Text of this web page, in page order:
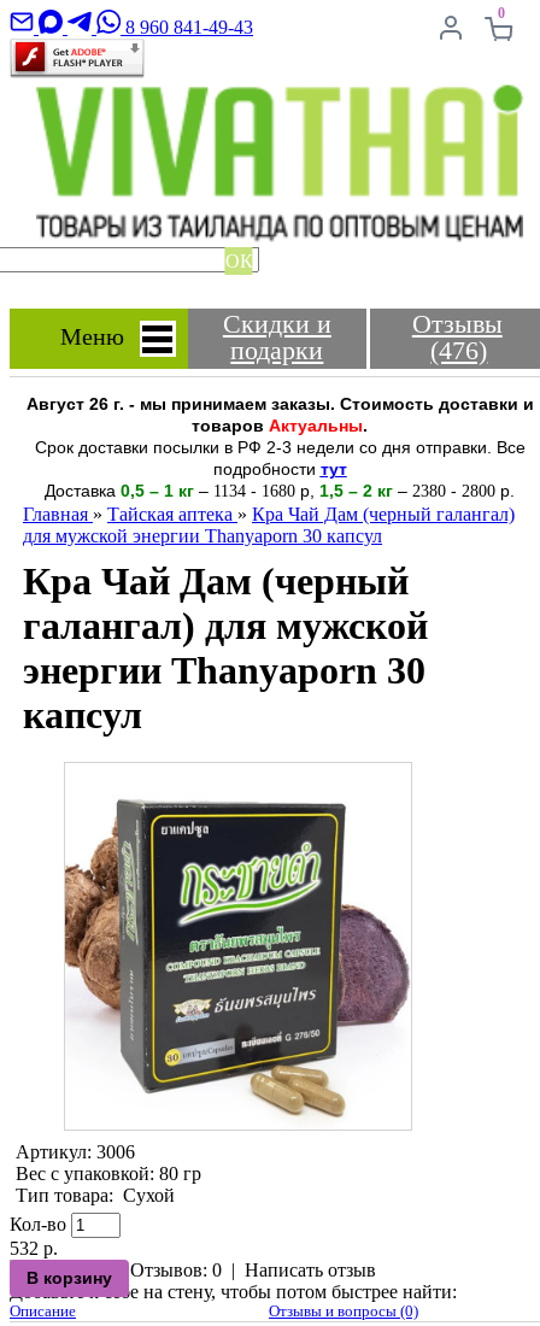
8 960 841-49-43
0
ОК
Меню
Скидки и
подарки
Отзывы
(476)
Август 26 г. - мы принимаем заказы. Стоимость доставки и
товаров Актуальны.
Срок доставки посылки в РФ 2-3 недели со дня отправки. Все
подробности тут
Доставка 0,5 – 1 кг – 1134 - 1680 р 1,5 – 2 кг – 2380 - 2800 р.
Главная » Тайская аптека » Кра Чай Дам (черный галангал)
для мужской энергии Thanyaporn 30 капсул
Кра Чай Дам (черный
галангал) для мужской
энергии Thanyaporn 30
капсул
Артикул: 3006
Вес с упаковкой: 80 гр
Тип товара: Сухой
Кол-во
532 р.
Отзывов: 0 | Написать отзыв
Добавьте к себе на стену, чтобы потом быстрее найти:
Описание Отзывы и вопросы (0)